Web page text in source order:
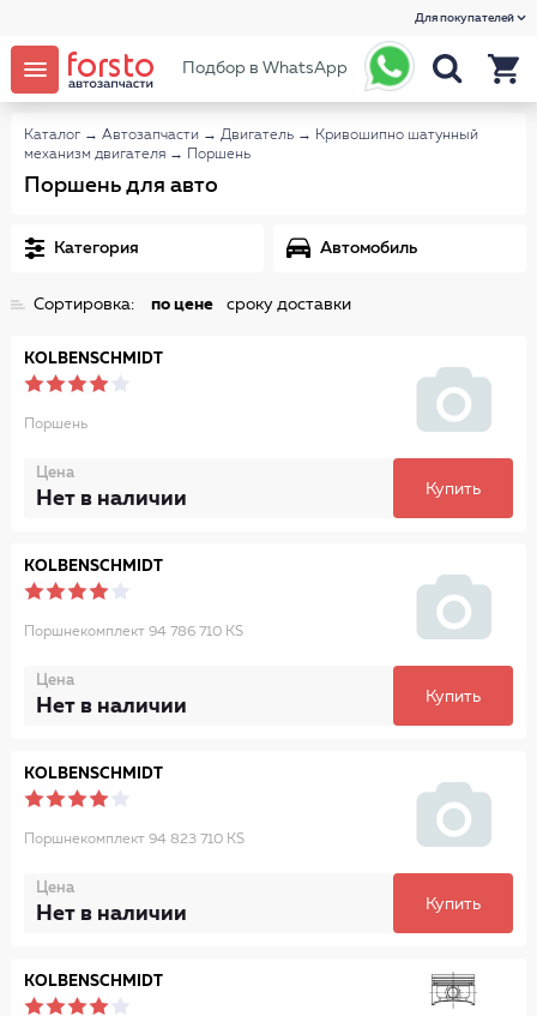
Для покупателей
Подбор в WhatsApp
Каталог → Автозапчасти → Двигатель → Кривошипно шатунный
механизм двигателя → Поршень
Поршень для авто
Категория Автомобиль
Сортировка: по цене сроку доставки
KOLBENSCHMIDT
Поршень
Цена
Нет в наличии Купить
KOLBENSCHMIDT
Поршнекомплект 94 786 710 KS
Цена
Нет в наличии Купить
KOLBENSCHMIDT
Поршнекомплект 94 823 710 KS
Цена
Нет в наличии Купить
KOLBENSCHMIDT